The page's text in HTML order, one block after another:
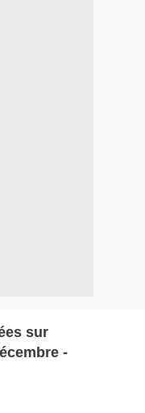
sur
-